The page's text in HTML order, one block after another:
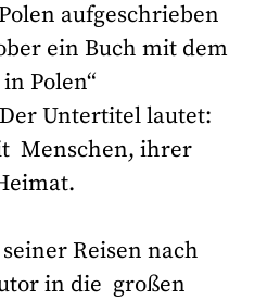
aufgeschrieben
ein Buch mit dem
Polen“
Untertitel lautet:
Menschen, ihrer
Reisen nach
in die großen